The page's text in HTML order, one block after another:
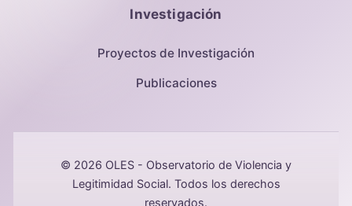
Investigación
Proyectos de Investigación
Publicaciones
© 2026 OLES - Observatorio de Violencia y
Legitimidad Social. Todos los derechos
reservados.